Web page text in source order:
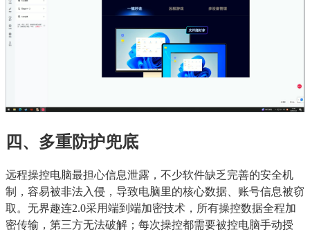
四、多重防护兜底
远程操控电脑最担心信息泄露，不少软件缺乏完善的安全机
制，容易被非法入侵，导致电脑里的核心数据、账号信息被窃
取。无界趣连2.0采用端到端加密技术，所有操控数据全程加
密传输，第三方无法破解；每次操控都需要被控电脑手动授